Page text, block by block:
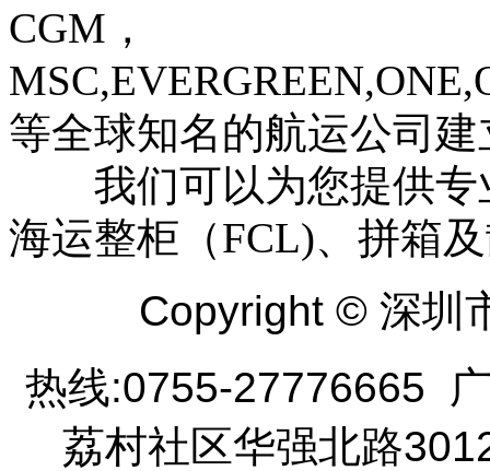
CGM，
等全球知名的航运公司
我们可以为您提供专
海运整柜（FCL)、拼箱
Copyright © 深圳
热线:0755-27776665
荔村社区华强北路